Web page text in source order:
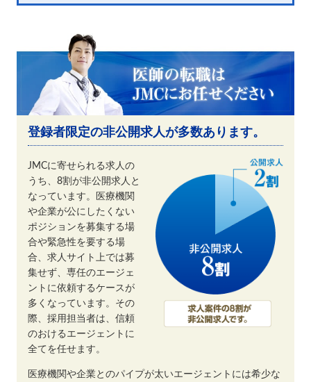
登録者限定の非公開求人が多数あります。
JMCに寄せられる求人の
うち、8割が非公開求人と
なっています。医療機関
や企業が公にしたくない
ポジションを募集する場
合や緊急性を要する場
合、求人サイト上では募
集せず、専任のエージェ
ントに依頼するケースが
多くなっています。その
際、採用担当者は、信頼
のおけるエージェントに
全てを任せます。
医療機関や企業とのパイプが太いエージェントには希少な